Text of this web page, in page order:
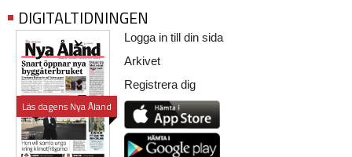
DIGITALTIDNINGEN
Läs dagens Nya Åland
Logga in till din sida
Arkivet
Registrera dig